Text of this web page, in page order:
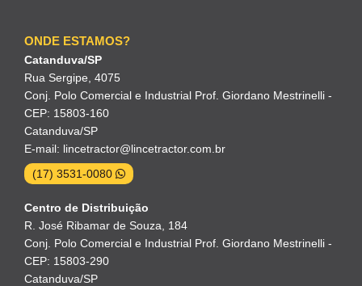
ONDE ESTAMOS?
Catanduva/SP
Rua Sergipe, 4075
Conj. Polo Comercial e Industrial Prof. Giordano Mestrinelli -
CEP: 15803-160
Catanduva/SP
E-mail: lincetractor@lincetractor.com.br
(17) 3531-0080
Centro de Distribuição
R. José Ribamar de Souza, 184
Conj. Polo Comercial e Industrial Prof. Giordano Mestrinelli -
CEP: 15803-290
Catanduva/SP